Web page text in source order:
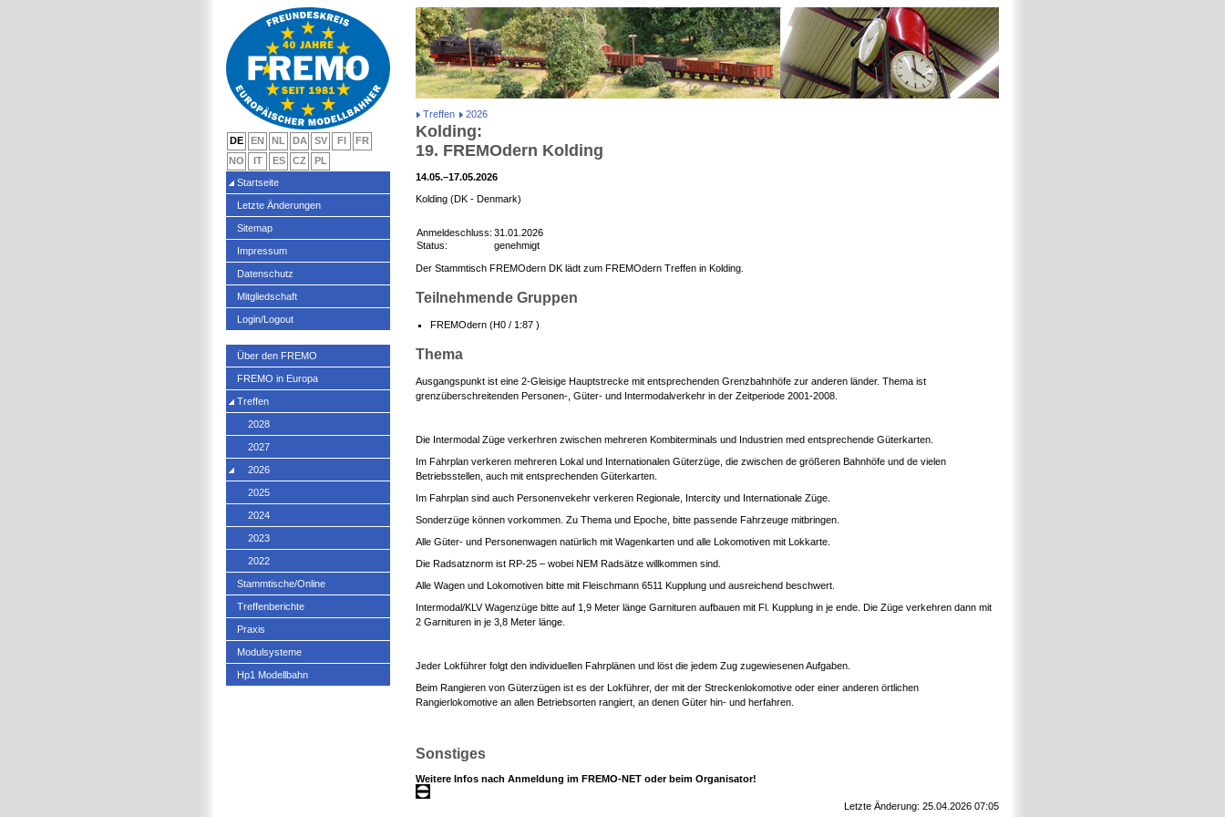
Treffen 2026
Kolding:
19. FREMOdern Kolding
14.05.–17.05.2026
Kolding (DK - Denmark)
Anmeldeschluss: 31.01.2026
Status:
genehmigt
Der Stammtisch FREMOdern DK lädt zum FREMOdern Treffen in Kolding.
Teilnehmende Gruppen
FREMOdern (H0 / 1:87 )
Thema
Ausgangspunkt ist eine 2-Gleisige Hauptstrecke mit entsprechenden Grenzbahnhöfe zur anderen länder. Thema ist
grenzüberschreitenden Personen-, Güter- und Intermodalverkehr in der Zeitperiode 2001-2008.
Die Intermodal Züge verkerhren zwischen mehreren Kombiterminals und Industrien med entsprechende Güterkarten.
Im Fahrplan verkeren mehreren Lokal und Internationalen Güterzüge, die zwischen de größeren Bahnhöfe und de vielen
Betriebsstellen, auch mit entsprechenden Güterkarten.
Im Fahrplan sind auch Personenvekehr verkeren Regionale, Intercity und Internationale Züge.
Sonderzüge können vorkommen. Zu Thema und Epoche, bitte passende Fahrzeuge mitbringen.
Alle Güter- und Personenwagen natürlich mit Wagenkarten und alle Lokomotiven mit Lokkarte.
Die Radsatznorm ist RP-25 – wobei NEM Radsätze willkommen sind.
Alle Wagen und Lokomotiven bitte mit Fleischmann 6511 Kupplung und ausreichend beschwert.
Intermodal/KLV Wagenzüge bitte auf 1,9 Meter länge Garnituren aufbauen mit Fl. Kupplung in je ende. Die Züge verkehren dann mit
2 Garnituren in je 3,8 Meter länge.
Jeder Lokführer folgt den individuellen Fahrplänen und löst die jedem Zug zugewiesenen Aufgaben.
Beim Rangieren von Güterzügen ist es der Lokführer, der mit der Streckenlokomotive oder einer anderen örtlichen
Rangierlokomotive an allen Betriebsorten rangiert, an denen Güter hin- und herfahren.
Sonstiges
Weitere Infos nach Anmeldung im FREMO-NET oder beim Organisator!
Letzte Änderung: 25.04.2026 07:05
DE EN NL DA SV FI
FR
NO
IT ES CZ
PL
Startseite
Letzte Änderungen
Sitemap
Impressum
Datenschutz
Mitgliedschaft
Login/Logout
Über den FREMO
FREMO in Europa
Treffen
2028
2027
2026
2025
2024
2023
2022
Stammtische/Online
Treffenberichte
Praxis
Modulsysteme
Hp1 Modellbahn